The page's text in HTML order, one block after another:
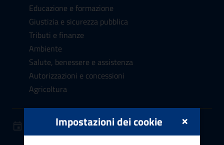
Educazione e formazione
Giustizia e sicurezza pubblica
Tributi e finanze
Ambiente
Salute, benessere e assistenza
Autorizzazioni e concessioni
Agricoltura
Notizie
×
Impostazioni dei cookie